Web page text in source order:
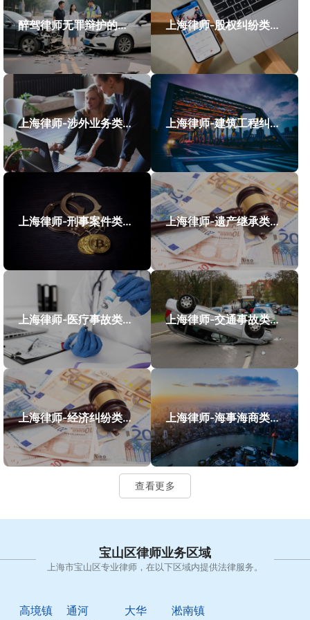
醉驾律师无罪辩护的成功案例 上海律师-股权纠纷类案件案例
上海律师-涉外业务类案件案例 上海律师-建筑工程纠纷类案件案例
上海律师-刑事案件类案例 上海律师-遗产继承类案件案例
上海律师-医疗事故类案件案例 上海律师-交通事故类案件案例
上海律师-经济纠纷类案件案例 上海律师-海事海商类案件案例
查看更多
宝山区律师业务区域
上海市宝山区专业律师，在以下区域内提供法律服务。
高境镇 通河 大华
淞南镇